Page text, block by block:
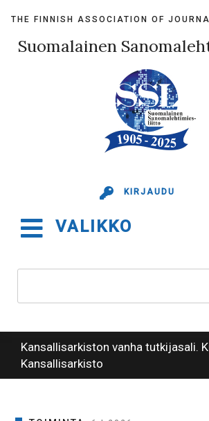
content
THE FINNISH ASSOCIATION OF
Suomalainen
KIRJAUDU
VALIKKO
Kansallisarkiston vanha tutkijasali.
Kansallisarkisto